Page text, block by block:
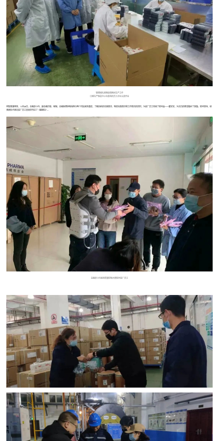
管理团队视察疫情期间生产工作
口服生产制造中心包装线的员工正在认真作业
得知寒潮将至，11月29日，总裁彭小丹，副总裁於俊、程琳，总裁助理钟喻海等分两个时段来到基层，了解目前的住宿情况、物资充盈情况和工作情况的同时，为驻厂员工带来了慰问品——暖宝宝，为次日的降温做好了准备。慰问现场，经
营团队代表向驻厂员工宣读并传达了《感谢信》。
总裁彭小丹来到质量控制大楼慰问驻厂员工